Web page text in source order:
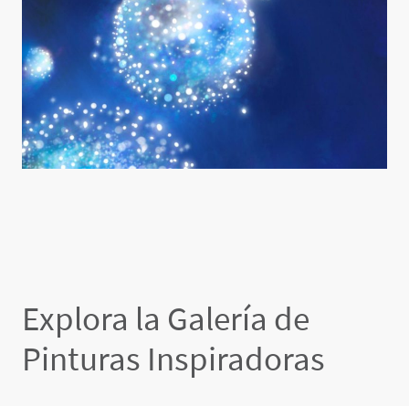
Explora la Galería de
Pinturas Inspiradoras